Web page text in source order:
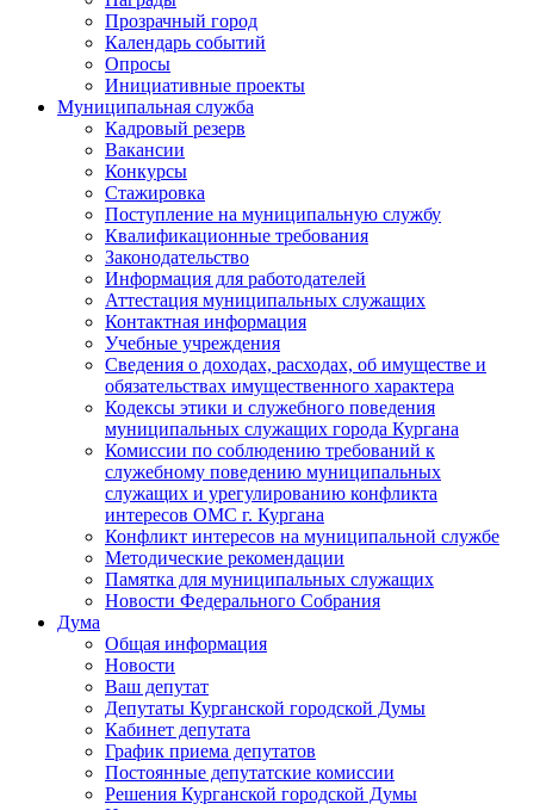
Прозрачный город
Календарь событий
Опросы
Инициативные проекты
Муниципальная служба
Кадровый резерв
Вакансии
Конкурсы
Стажировка
Поступление на муниципальную службу
Квалификационные требования
Законодательство
Информация для работодателей
Аттестация муниципальных служащих
Контактная информация
Учебные учреждения
Сведения о доходах, расходах, об имуществе и
обязательствах имущественного характера
Кодексы этики и служебного поведения
муниципальных служащих города Кургана
Комиссии по соблюдению требований к
служебному поведению муниципальных
служащих и урегулированию конфликта
интересов ОМС г. Кургана
Конфликт интересов на муниципальной службе
Методические рекомендации
Памятка для муниципальных служащих
Новости Федерального Cобрания
Дума
Общая информация
Новости
Ваш депутат
Депутаты Курганской городской Думы
Кабинет депутата
График приема депутатов
Постоянные депутатские комиссии
Решения Курганской городской Думы